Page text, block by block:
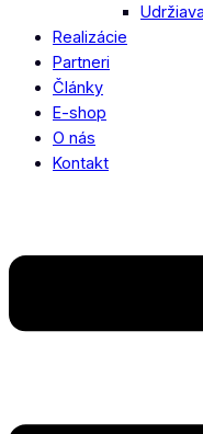
Realizácie
Partneri
Články
E-shop
O nás
Kontakt